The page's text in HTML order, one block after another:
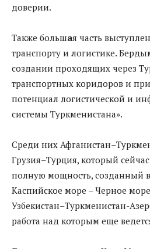
доверии.
Также большая часть
транспорту и логистике.
создании проходящих через
транспортных коридоров и
потенциал логистической и
системы Туркменистана».
Среди них
Грузия–Турция, который
полную мощность, созданный
Каспийское море – Черное
Узбекистан–Туркменистан-
работа над которым еще